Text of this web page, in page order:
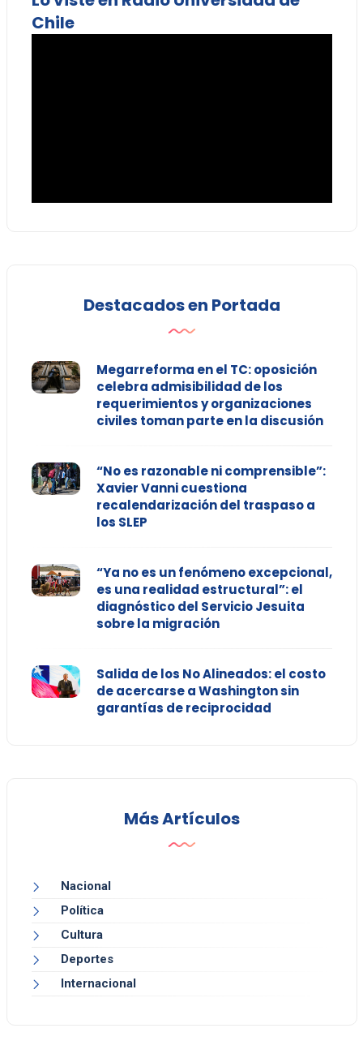
Chile
Destacados en Portada
Megarreforma en el TC: oposición
celebra admisibilidad de los
requerimientos y organizaciones
civiles toman parte en la discusión
“No es razonable ni comprensible”:
Xavier Vanni cuestiona
recalendarización del traspaso a
los SLEP
“Ya no es un fenómeno excepcional,
es una realidad estructural”: el
diagnóstico del Servicio Jesuita
sobre la migración
Salida de los No Alineados: el costo
de acercarse a Washington sin
garantías de reciprocidad
Más Artículos
Nacional
Política
Cultura
Deportes
Internacional